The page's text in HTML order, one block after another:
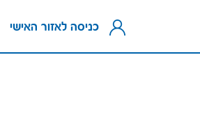
כניסה לאזור האישי